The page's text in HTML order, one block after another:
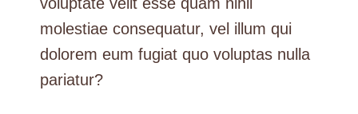
molestiae consequatur, vel illum qui
dolorem eum fugiat quo voluptas nulla
pariatur?